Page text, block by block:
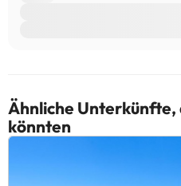
Ähnliche Unterkünfte,
könnten